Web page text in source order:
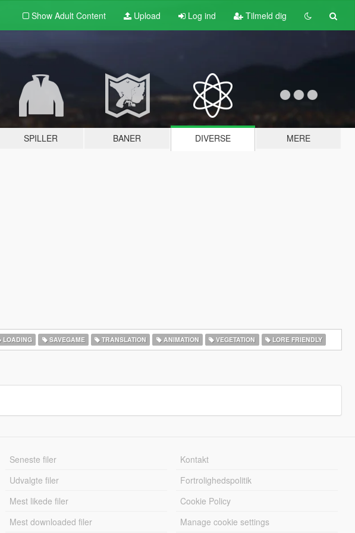
Show Adult Content Upload Log ind Tilmeld dig
SPILLER BANER DIVERSE MERE
LOADING SAVEGAME TRANSLATION ANIMATION VEGETATION LORE FRIENDLY
Seneste filer
Udvalgte filer
Mest likede filer
Mest downloaded filer
Kontakt
Fortrolighedspolitik
Cookie Policy
Manage cookie settings